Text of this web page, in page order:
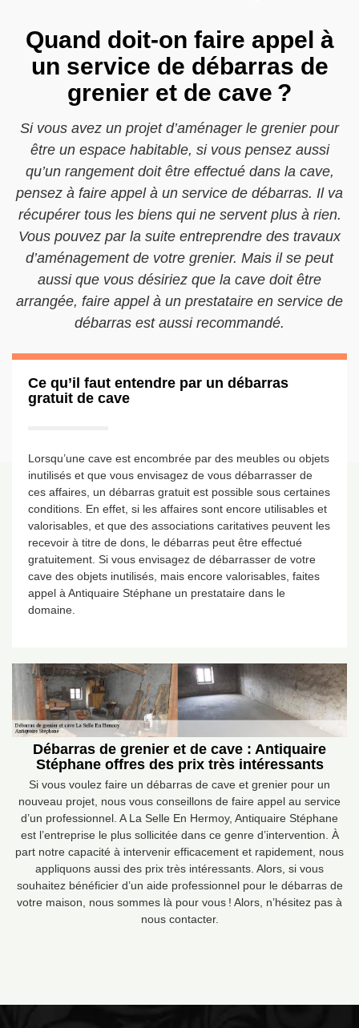
Quand doit-on faire appel à
un service de débarras de
grenier et de cave ?
Si vous avez un projet d’aménager le grenier pour
être un espace habitable, si vous pensez aussi
qu’un rangement doit être effectué dans la cave,
pensez à faire appel à un service de débarras. Il va
récupérer tous les biens qui ne servent plus à rien.
Vous pouvez par la suite entreprendre des travaux
d’aménagement de votre grenier. Mais il se peut
aussi que vous désiriez que la cave doit être
arrangée, faire appel à un prestataire en service de
débarras est aussi recommandé.
Ce qu’il faut entendre par un débarras
gratuit de cave
Lorsqu’une cave est encombrée par des meubles ou objets
inutilisés et que vous envisagez de vous débarrasser de
ces affaires, un débarras gratuit est possible sous certaines
conditions. En effet, si les affaires sont encore utilisables et
valorisables, et que des associations caritatives peuvent les
recevoir à titre de dons, le débarras peut être effectué
gratuitement. Si vous envisagez de débarrasser de votre
cave des objets inutilisés, mais encore valorisables, faites
appel à Antiquaire Stéphane un prestataire dans le
domaine.
Débarras de grenier et de cave : Antiquaire
Stéphane offres des prix très intéressants
Si vous voulez faire un débarras de cave et grenier pour un
nouveau projet, nous vous conseillons de faire appel au service
d’un professionnel. A La Selle En Hermoy, Antiquaire Stéphane
est l’entreprise le plus sollicitée dans ce genre d’intervention. À
part notre capacité à intervenir efficacement et rapidement, nous
appliquons aussi des prix très intéressants. Alors, si vous
souhaitez bénéficier d’un aide professionnel pour le débarras de
votre maison, nous sommes là pour vous ! Alors, n’hésitez pas à
nous contacter.